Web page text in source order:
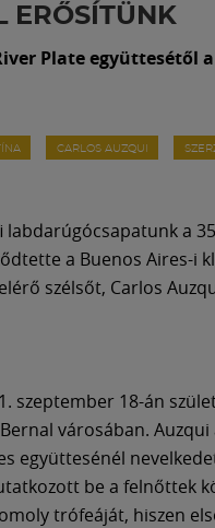
ERŐSÍTÜNK
Plate együttesétől
CARLOS AUZQUI
a
a Buenos Aires-i
szélsőt, Carlos
szeptember 18-án
városában.
együttesénél
be a felnőttek
trófeáját, hiszen